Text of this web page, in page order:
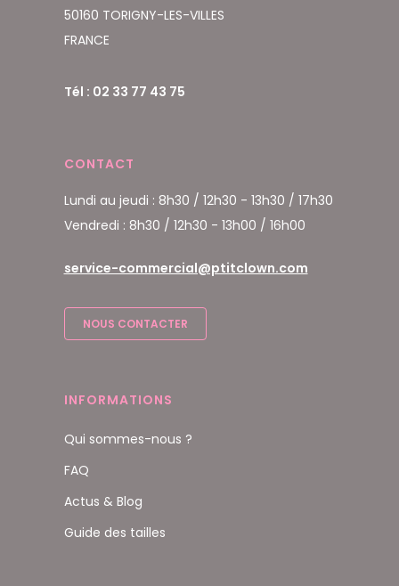
50160 TORIGNY-LES-VILLES
FRANCE
Tél : 02 33 77 43 75
CONTACT
Lundi au jeudi : 8h30 / 12h30 - 13h30 / 17h30
Vendredi : 8h30 / 12h30 - 13h00 / 16h00
service-commercial@ptitclown.com
NOUS CONTACTER
INFORMATIONS
Qui sommes-nous ?
FAQ
Actus & Blog
Guide des tailles